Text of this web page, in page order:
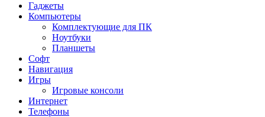
Гаджеты
Компьютеры
Комплектующие для ПК
Ноутбуки
Планшеты
Софт
Навигация
Игры
Игровые консоли
Интернет
Телефоны